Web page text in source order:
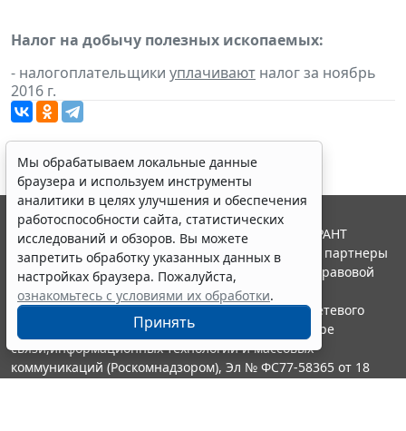
Налог на добычу полезных ископаемых:
- налогоплательщики уплачивают налог за ноябрь
2016 г.
Мы обрабатываем локальные данные
браузера и используем инструменты
аналитики в целях улучшения и обеспечения
работоспособности сайта, статистических
исследований и обзоров. Вы можете
запретить обработку указанных данных в
настройках браузера. Пожалуйста,
ознакомьтесь с условиями их обработки.
Принять
© ООО "НПП "ГАРАНТ-СЕРВИС", 2026. Система ГАРАНТ
выпускается с 1990 года. Компания "Гарант" и ее партнеры
являются участниками Российской ассоциации правовой
информации ГАРАНТ.
Портал ГАРАНТ.РУ зарегистрирован в качестве сетевого
издания Федеральной службой по надзору в сфере
связи,информационных технологий и массовых
коммуникаций (Роскомнадзором), Эл № ФС77-58365 от 18